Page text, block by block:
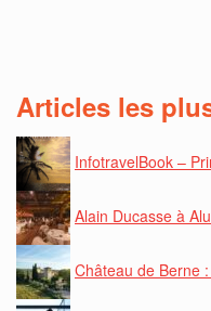
Articles les
InfotravelBook –
Alain Ducasse à
Château de Berne